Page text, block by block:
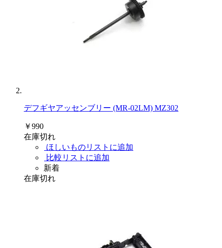
デフギヤアッセンブリー (MR-02LM) MZ302
￥990
在庫切れ
ほしいものリストに追加
比較リストに追加
新着
在庫切れ